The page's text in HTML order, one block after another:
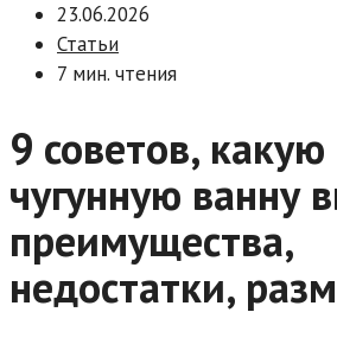
23.06.2026
Статьи
7 мин. чтения
9 советов, какую
чугунную ванну
преимущества,
недостатки,